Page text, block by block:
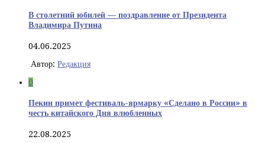
В столетний юбилей — поздравление от Президента
Владимира Путина
04.06.2025
Автор: Редакция
0
Пекин примет фестиваль-ярмарку «Сделано в России» в
честь китайского Дня влюбленных
22.08.2025